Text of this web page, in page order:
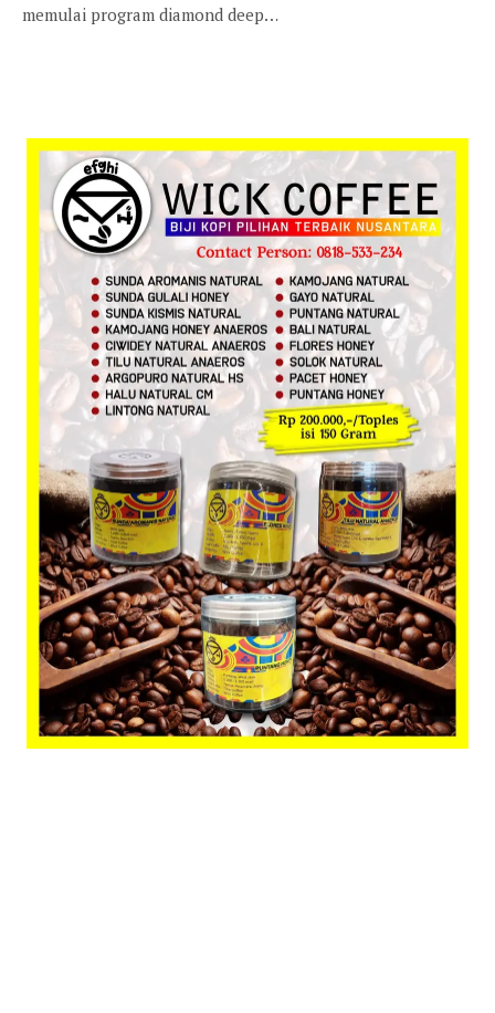
memulai program diamond deep…